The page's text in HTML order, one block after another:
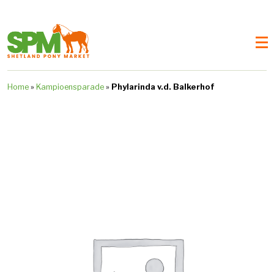
Home » Kampioensparade » Phylarinda v.d. Balkerhof